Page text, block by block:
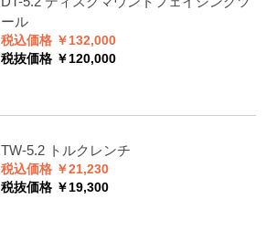
ール
税込価格 ￥132,000
税抜価格 ￥120,000
TW-5.2 トルクレンチ
税込価格 ￥21,230
税抜価格 ￥19,300